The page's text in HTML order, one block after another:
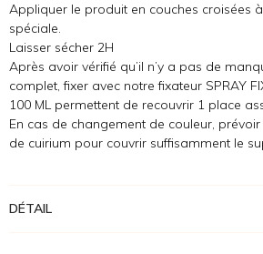
Appliquer le produit en couches croisées à
spéciale.
Laisser sécher 2H
Après avoir vérifié qu’il n’y a pas de
complet, fixer avec notre fixateur SPRAY
100 ML permettent de recouvrir 1 place
En cas de changement de couleur,
de cuirium pour couvrir suffisamment le
DÉTAIL